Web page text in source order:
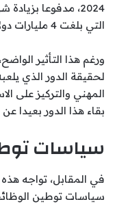
التي بلغت 4 مليارات دولار.
ورغم هذا التأثير
لحقيقة الدور الذي
المهني والتركيز على
بقاء هذا الدور بعيدا عن
سياسات
في المقابل، تواجه هذه
سياسات توطين